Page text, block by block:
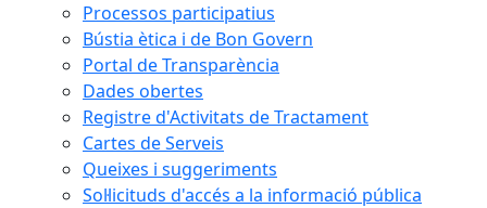
Processos participatius
Bústia ètica i de Bon Govern
Portal de Transparència
Dades obertes
Registre d'Activitats de Tractament
Cartes de Serveis
Queixes i suggeriments
Sol·licituds d'accés a la informació pública